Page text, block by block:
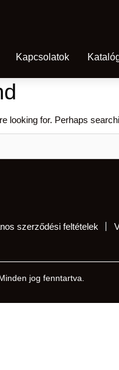
Kapcsolatok
looking for. Perhaps
szerződési feltételek
jog fenntartva.